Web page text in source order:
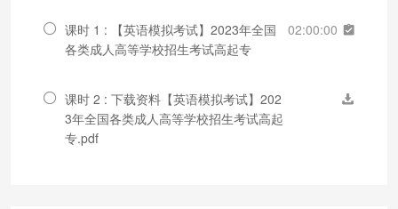
课时 1 : 【英语模拟考试】2023年全国
各类成人高等学校招生考试高起专
02:00:00
课时 2 : 下载资料【英语模拟考试】202
3年全国各类成人高等学校招生考试高起
专.pdf